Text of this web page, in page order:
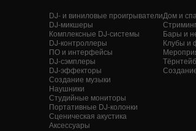
DJ- и виниловые проигрыватели
DJ-микшеры
Комплексные DJ-системы
DJ-контроллеры
ПО и интерфейсы
DJ-сэмплеры
DJ-эффекторы
Создание музыки
Наушники
Студийные мониторы
Портативные DJ-колонки
Сценическая акустика
Аксессуары
Дом и
Стриминг
Бары и
Клубы и